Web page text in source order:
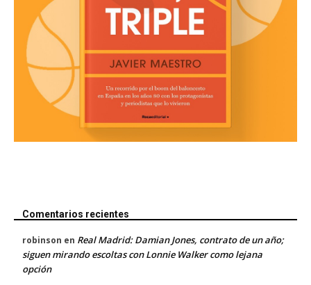
Comentarios recientes
robinson en Real Madrid: Damian Jones, contrato de un año;
siguen mirando escoltas con Lonnie Walker como lejana
opción